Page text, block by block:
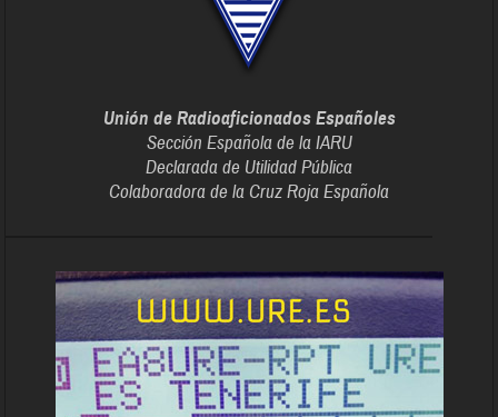
Unión de Radioaficionados Españoles
Sección Española de la IARU
Declarada de Utilidad Pública
Colaboradora de la Cruz Roja Española